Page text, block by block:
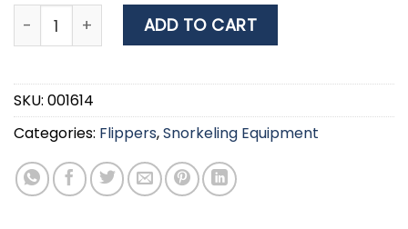
XDIVE HUNTER Fins quantity
ADD TO CART
SKU: 001614
Categories: Flippers,Snorkeling Equipment